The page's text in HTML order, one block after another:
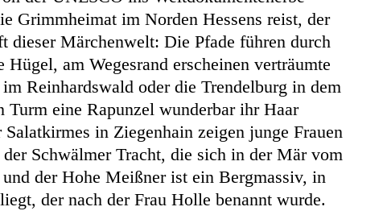
Grimmheimat im Norden Hessens reist, der
dieser Märchenwelt: Die Pfade führen durch
am Wegesrand erscheinen verträumte
Reinhardswald oder die Trendelburg in dem
Turm eine Rapunzel wunderbar ihr Haar
in Ziegenhain zeigen junge Frauen
Schwälmer Tracht, die sich in der Mär vom
der Hohe Meißner ist ein Bergmassiv, in
der nach der Frau Holle benannt wurde.